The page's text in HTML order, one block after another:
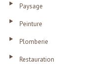
Paysage
Peinture
Plomberie
Restauration